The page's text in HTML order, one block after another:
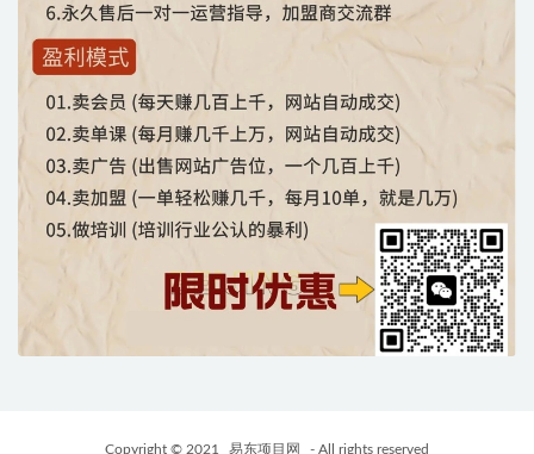
Copyright © 2021 易东项目网 - All rights reserved